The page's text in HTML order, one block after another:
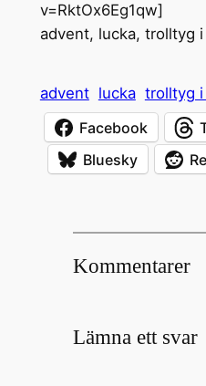
v=RktOx6Eg1qw]
advent, lucka, trolltyg
advent lucka trolltyg
Facebook
Bluesky
Kommentarer
Lämna ett svar